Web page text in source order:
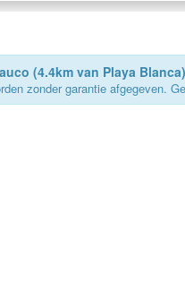
(4.4km van Playa Blanca)
zonder garantie afgegeven.